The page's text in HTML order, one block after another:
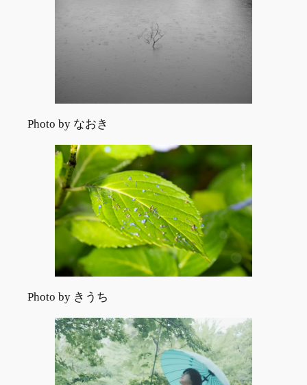
Photo by なおき
Photo by きうち